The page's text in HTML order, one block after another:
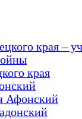
края –
края
Афонский